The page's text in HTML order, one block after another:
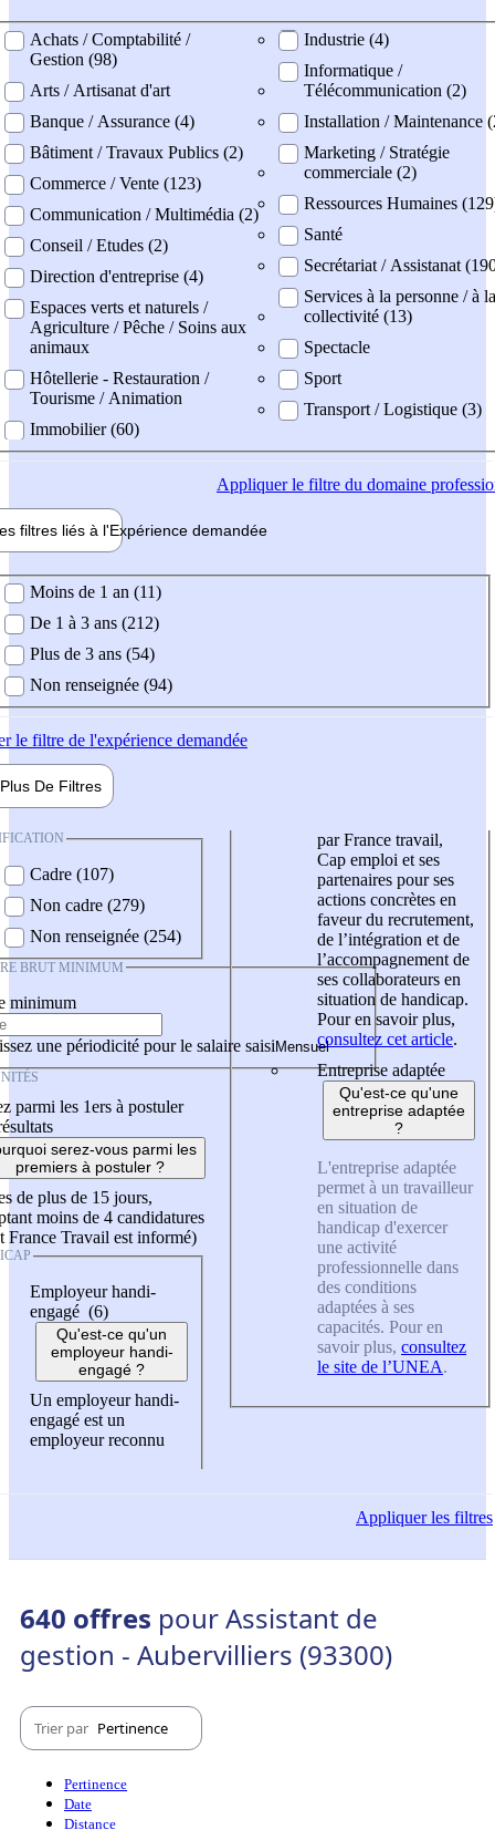
professionel
Achats / Comptabilité /
Gestion (98)
Arts / Artisanat d'art
Banque / Assurance (4)
Bâtiment / Travaux Publics (2)
Commerce / Vente (123)
Communication / Multimédia (2)
Conseil / Etudes (2)
Direction d'entreprise (4)
Espaces verts et naturels /
Agriculture / Pêche / Soins aux
animaux
Hôtellerie - Restauration /
Tourisme / Animation
Immobilier (60)
Industrie (4)
Informatique /
Télécommunication (2)
Installation / Maintenance
Marketing / Stratégie
commerciale (2)
Ressources Humaines
Santé
Secrétariat / Assistanat
Services à la personne / à la
collectivité (13)
Spectacle
Sport
Transport / Logistique (3)
Appliquerle filtre du domaine
filtres liés à l'Expérience demandée
demandée
Moins de 1 an (11)
De 1 à 3 ans (212)
Plus de 3 ans (54)
Non renseignée (94)
le filtre de l'expérience demandée
Plus De Filtres
Cadre (107)
Non cadre (279)
Non renseignée (254)
BRUT MINIMUM
minimum
une périodicité pour le salaire saisi
parmi les 1ers à postuler
serez-vous parmi les
premiers à postuler ?
de plus de 15 jours,
moins de 4 candidatures
France Travail est informé)
Employeur handi-
engagé (6)
Qu'est-ce qu'un
employeur handi-
engagé ?
Un employeur handi-
engagé est un
employeur reconnu
par France travail,
Cap emploi et ses
partenaires pour ses
actions concrètes en
faveur du recrutement,
de l’intégration et de
l’accompagnement de
ses collaborateurs en
situation de handicap.
Pour en savoir plus,
consultez cet article.
Entreprise adaptée
Qu'est-ce qu'une
entreprise adaptée
?
L'entreprise adaptée
permet à un travailleur
en situation de
handicap d'exercer
une activité
professionnelle dans
des conditions
adaptées à ses
capacités. Pour en
savoir plus, consultez
le site de l’UNEA.
Appliquerles filtres
640 offres pour Assistant de
gestion - Aubervilliers (93300)
Trier par Pertinence
Pertinence
Date
Distance